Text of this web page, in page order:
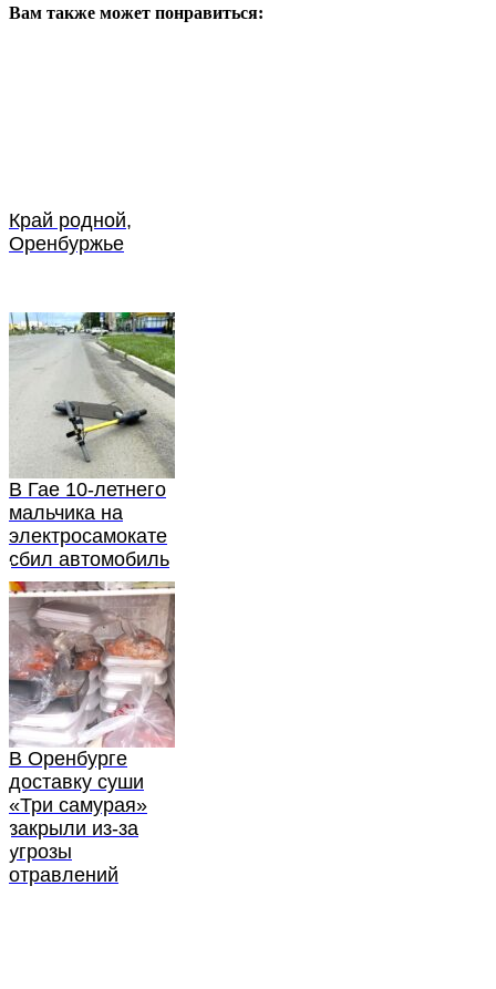
Вам также может понравиться:
Край родной,
Оренбуржье
В Гае 10-летнего
мальчика на
электросамокате
сбил автомобиль
В Оренбурге
доставку суши
«Три самурая»
закрыли из-за
угрозы
отравлений